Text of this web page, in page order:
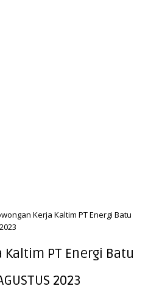
Kerja Kaltim PT Energi Batu
Kaltim PT Energi Batu
2023